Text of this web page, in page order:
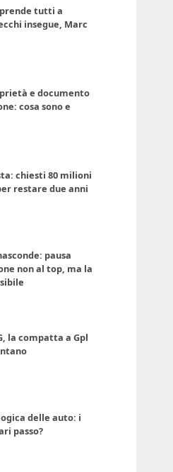
tutti a
insegue, Marc
e documento
cosa sono e
chiesti 80 milioni
restare due anni
pausa
non al top, ma la
la compatta a Gpl
delle auto: i
passo?